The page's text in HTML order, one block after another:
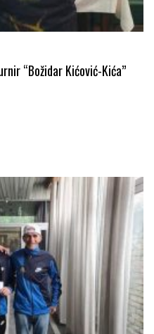
“Božidar Kićović-Kića”